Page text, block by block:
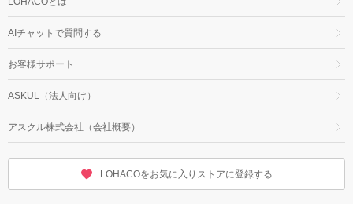
AIチャットで質問する
お客様サポート
ASKUL（法人向け）
アスクル株式会社（会社概要）
LOHACOをお気に入りストアに登録する